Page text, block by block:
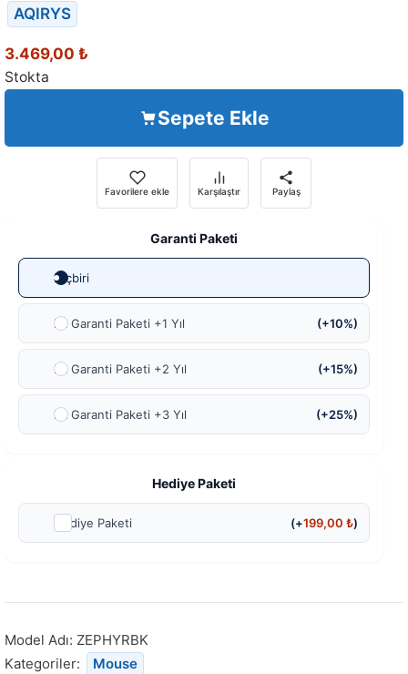
AQIRYS
3.469,00 ₺
Stokta
Sepete Ekle
Favorilere ekle Karşılaştır Paylaş
Garanti Paketi
Hiçbiri
Ek Garanti Paketi +1 Yıl (+10%)
Ek Garanti Paketi +2 Yıl (+15%)
Ek Garanti Paketi +3 Yıl (+25%)
Hediye Paketi
Hediye Paketi (+199,00₺)
Model Adı: ZEPHYRBK
Kategoriler:
Mouse